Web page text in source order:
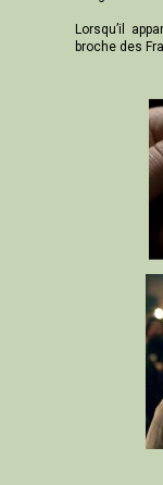
Lorsqu’il
broche des